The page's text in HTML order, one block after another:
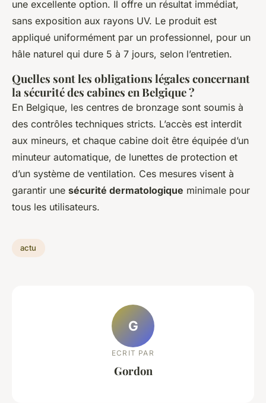
une excellente option. Il offre un résultat immédiat,
sans exposition aux rayons UV. Le produit est
appliqué uniformément par un professionnel, pour un
hâle naturel qui dure 5 à 7 jours, selon l’entretien.
Quelles sont les obligations légales concernant
la sécurité des cabines en Belgique ?
En Belgique, les centres de bronzage sont soumis à
des contrôles techniques stricts. L’accès est interdit
aux mineurs, et chaque cabine doit être équipée d’un
minuteur automatique, de lunettes de protection et
d’un système de ventilation. Ces mesures visent à
garantir une sécurité dermatologique minimale pour
tous les utilisateurs.
actu
G
ECRIT PAR
Gordon